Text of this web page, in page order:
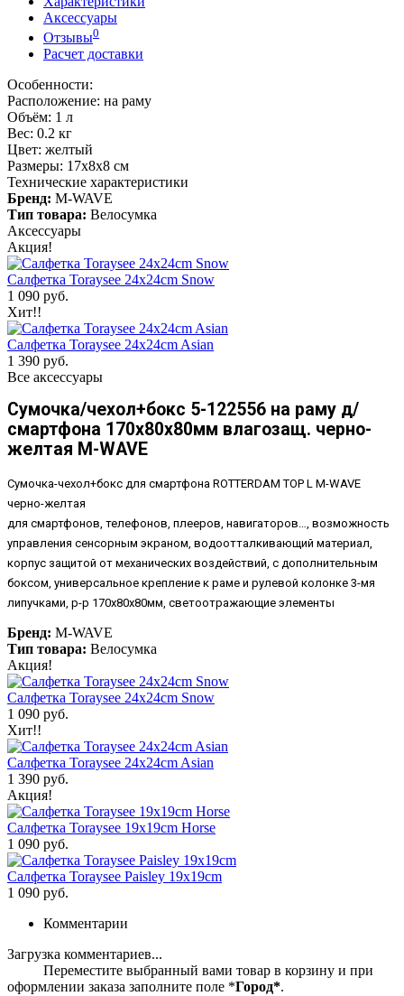
Аксессуары
Отзывы0
Расчет доставки
Особенности:
Расположение: на раму
Объём: 1 л
Вес: 0.2 кг
Цвет: желтый
Размеры: 17х8х8 см
Технические характеристики
Бренд: M-WAVE
Тип товара: Велосумка
Аксессуары
Акция!
Салфетка Toraysee 24x24cm Snow
1 090 руб.
Хит!!
Салфетка Toraysee 24x24cm Asian
1 390 руб.
Все аксессуары
Сумочка/чехол+бокс 5-122556 на раму д/
смартфона 170х80х80мм влагозащ. черно-
желтая M-WAVE
Сумочка-чехол+бокс для смартфона ROTTERDAM TOP L M-WAVE
черно-желтая
для смартфонов, телефонов, плееров, навигаторов…, возможность
управления сенсорным экраном, водоотталкивающий материал,
корпус защитой от механических воздействий, с дополнительным
боксом, универсальное крепление к раме и рулевой колонке 3-мя
липучками, р-р 170х80х80мм, светоотражающие элементы
Бренд: M-WAVE
Тип товара: Велосумка
Акция!
Салфетка Toraysee 24x24cm Snow
1 090 руб.
Хит!!
Салфетка Toraysee 24x24cm Asian
1 390 руб.
Акция!
Салфетка Toraysee 19x19cm Horse
1 090 руб.
Салфетка Toraysee Paisley 19x19cm
1 090 руб.
Комментарии
Загрузка комментариев...
Переместите выбранный вами товар в корзину и при
оформлении заказа заполните поле *Город*.